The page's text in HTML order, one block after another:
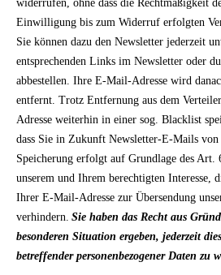
widerrufen, ohne dass die Rechtmäßigkeit
Einwilligung bis zum Widerruf erfolgten
Sie können dazu den Newsletter jederzeit
entsprechenden Links im Newsletter oder
abbestellen. Ihre E-Mail-Adresse wird
entfernt. Trotz Entfernung aus dem
Adresse weiterhin in einer sog. Blacklist
dass Sie in Zukunft Newsletter-E-Mails von
Speicherung erfolgt auf Grundlage des
unserem und Ihrem berechtigten Interesse,
Ihrer E-Mail-Adresse zur Übersendung
verhindern. Sie haben das Recht aus
besonderen Situation ergeben, jederzeit
betreffender personenbezogener Daten zu